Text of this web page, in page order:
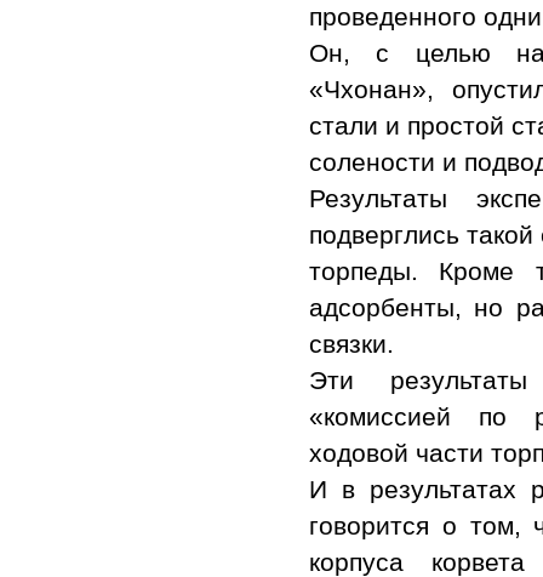
проведенного
Он, с целью
«Чхонан»,
стали и простой
солености и
Результаты
подверглись
торпеды. Кроме
адсорбенты, но
связки.
Эти
«комиссией по
ходовой части
И в результатах
говорится о том,
корпуса